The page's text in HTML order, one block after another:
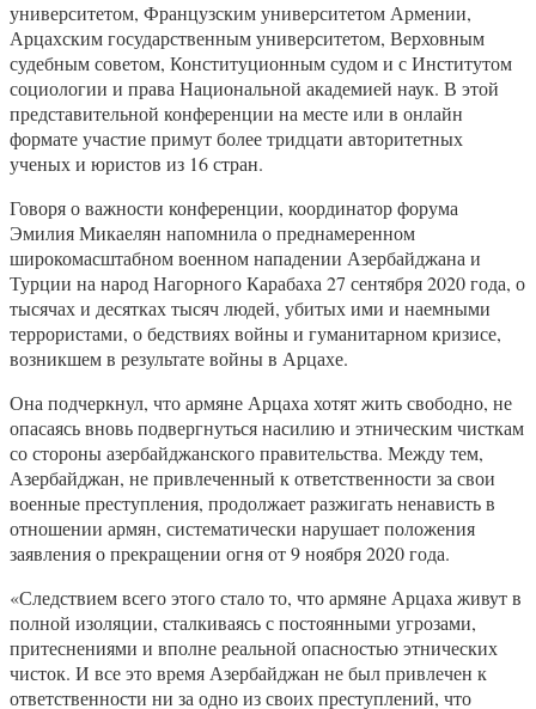
университетом, Французским университетом Армении,
Арцахским государственным университетом, Верховным
судебным советом, Конституционным судом и с Институтом
социологии и права Национальной академией наук. В этой
представительной конференции на месте или в онлайн
формате участие примут более тридцати авторитетных
ученых и юристов из 16 стран.
Говоря о важности конференции, координатор форума
Эмилия Микаелян напомнила о преднамеренном
широкомасштабном военном нападении Азербайджана и
Турции на народ Нагорного Карабаха 27 сентября 2020 года, о
тысячах и десятках тысяч людей, убитых ими и наемными
террористами, о бедствиях войны и гуманитарном кризисе,
возникшем в результате войны в Арцахе.
Она подчеркнул, что армяне Арцаха хотят жить свободно, не
опасаясь вновь подвергнуться насилию и этническим чисткам
со стороны азербайджанского правительства. Между тем,
Азербайджан, не привлеченный к ответственности за свои
военные преступления, продолжает разжигать ненависть в
отношении армян, систематически нарушает положения
заявления о прекращении огня от 9 ноября 2020 года.
«Следствием всего этого стало то, что армяне Арцаха живут в
полной изоляции, сталкиваясь с постоянными угрозами,
притеснениями и вполне реальной опасностью этнических
чисток. И все это время Азербайджан не был привлечен к
ответственности ни за одно из своих преступлений, что